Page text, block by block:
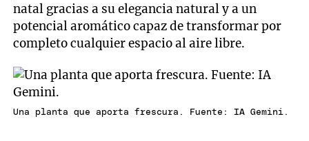
natal gracias a su elegancia natural y a un
potencial aromático capaz de transformar por
completo cualquier espacio al aire libre.
Una planta que aporta frescura. Fuente: IA Gemini.